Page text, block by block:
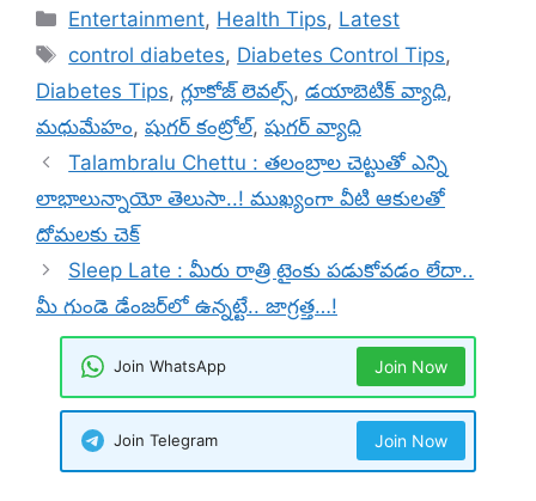
Categories
Entertainment, Health Tips, Latest
Tags
control diabetes, Diabetes Control Tips,
Diabetes Tips, గ్లూకోజ్ లెవల్స్, డయాబెటిక్ వ్యాధి,
మధుమేహం, షుగర్ కంట్రోల్, షుగర్ వ్యాధి
Talambralu Chettu : తలంబ్రాల చెట్టుతో ఎన్ని
లాభాలున్నాయో తెలుసా..! ముఖ్యంగా వీటి ఆకులతో
దోమలకు చెక్
Sleep Late : మీరు రాత్రి టైంకు పడుకోవడం లేదా..
మీ గుండె డేంజర్‌లో ఉన్నట్టే.. జాగ్రత్త…!
Join WhatsApp Join Now
Join Telegram Join Now